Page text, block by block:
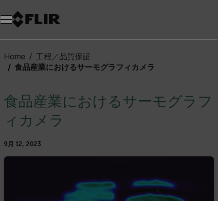
Home
工程／品質保証
食品産業におけるサーモグラフィカメラ
食品産業におけるサーモグラフ
ィカメラ
9月 12, 2023